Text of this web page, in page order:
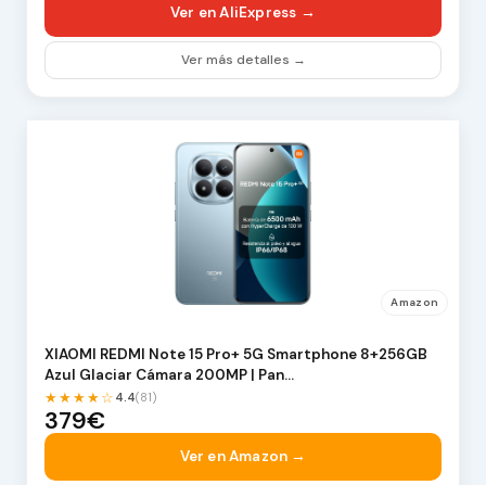
Ver en AliExpress →
Ver más detalles →
Amazon
XIAOMI REDMI Note 15 Pro+ 5G Smartphone 8+256GB
Azul Glaciar Cámara 200MP | Pan…
★★★★☆ 4.4(81)
379€
Ver en Amazon →